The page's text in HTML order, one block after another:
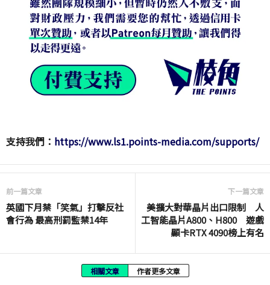
支持我們： https://www.ls1.points-media.com/supports/
前一篇文章
英國下月禁「笑氣」打擊反社
會行為 最高刑罰監禁14年
下一篇文章
美擴大對華晶片出口限制 人
工智能晶片A800、H800 遊戲
顯卡RTX 4090榜上有名
相關文章 作者更多文章